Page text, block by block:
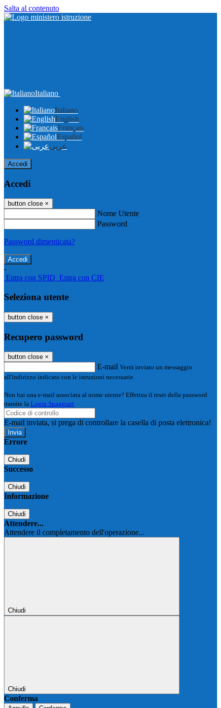
Salta al contenuto
Italiano
Italiano
English
Français
Español
عربى
Accedi
Accedi
button close ×
Nome Utente
Password
Password dimenticata?
-
Entra con SPID Entra con CIE
Seleziona utente
button close ×
Recupero password
button close ×
E-mail Verrà inviato un messaggio
all'indirizzo indicato con le istruzioni necessarie.
Non hai una e-mail associata al nome utente? Effettua il reset della password
tramite la Login Spaggiari
E-mail inviata, si prega di controllare la casella di posta elettronica!
Errore
Chiudi
Successo
Chiudi
Informazione
Chiudi
Attendere...
Attendere il completamento dell'operazione...
Chiudi
Chiudi
Conferma